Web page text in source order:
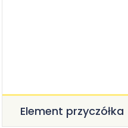
Element przyczółka